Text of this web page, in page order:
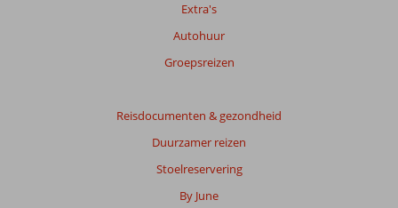
Extra's
Autohuur
Groepsreizen
Reisdocumenten & gezondheid
Duurzamer reizen
Stoelreservering
By June